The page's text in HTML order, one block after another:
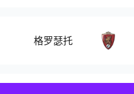
格罗瑟托